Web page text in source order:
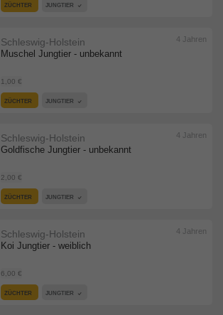
ZÜCHTER JUNGTIER
Muschel Jungtier - unbekannt
Schleswig-Holstein
1,00 €
4 Jahren
ZÜCHTER JUNGTIER
Goldfische Jungtier - unbekannt
Schleswig-Holstein
2,00 €
4 Jahren
ZÜCHTER JUNGTIER
Koi Jungtier - weiblich
Schleswig-Holstein
6,00 €
4 Jahren
ZÜCHTER JUNGTIER